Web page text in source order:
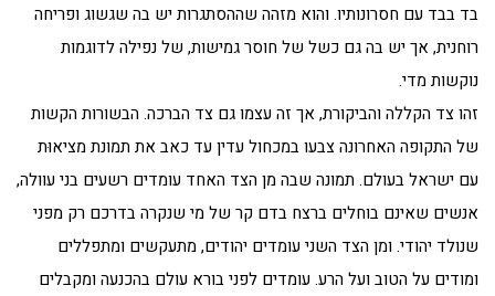
בד בבד עם חסרונותיו. והוא מזהה שההסתגרות יש בה שגשוג ופריחה
רוחנית, אך יש בה גם כשל של חוסר גמישות, של נפילה לדוגמות
נוקשות מדי.
זהו צד הקללה והביקורת, אך זה עצמו גם צד הברכה. הבשורות הקשות
של התקופה האחרונה צבעו במכחול עדין עד כאב את תמונת מציאוּת
עם ישראל בעולם. תמונה שבה מן הצד האחד עומדים רשעים בני עוולה,
אנשים שאינם בוחלים ברצח בדם קר של מי שנקרה בדרכם רק מפני
שנולד יהודי. ומן הצד השני עומדים יהודים, מתעקשים ומתפללים
ומודים על הטוב ועל הרע. עומדים לפני בורא עולם בהכנעה ומקבלים